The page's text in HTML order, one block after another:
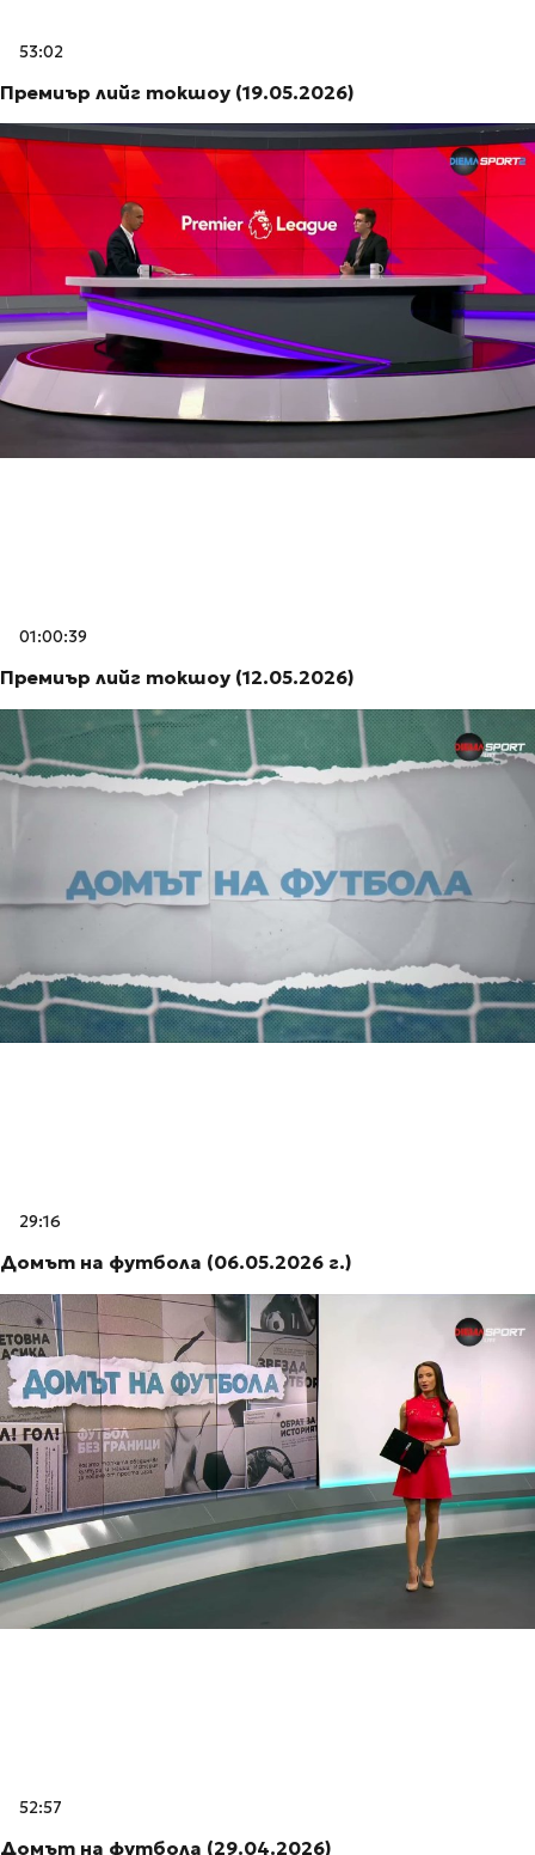
53:02
Премиър лийг токшоу (19.05.2026)
01:00:39
Премиър лийг токшоу (12.05.2026)
29:16
Домът на футбола (06.05.2026 г.)
52:57
Домът на футбола (29.04.2026)